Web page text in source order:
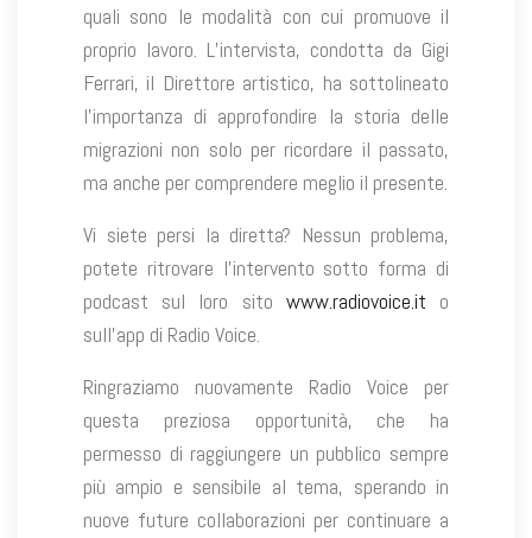
quali sono le modalità con cui promuove il
proprio lavoro. L’intervista, condotta da Gigi
Ferrari, il Direttore artistico, ha sottolineato
l’importanza di approfondire la storia delle
migrazioni non solo per ricordare il passato,
ma anche per comprendere meglio il presente.
Vi siete persi la diretta? Nessun problema,
potete ritrovare l’intervento sotto forma di
podcast sul loro sito www.radiovoice.it o
sull’app di Radio Voice.
Ringraziamo nuovamente Radio Voice per
questa preziosa opportunità, che ha
permesso di raggiungere un pubblico sempre
più ampio e sensibile al tema, sperando in
nuove future collaborazioni per continuare a